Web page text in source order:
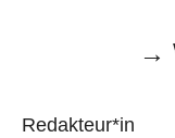
→
Redakteur*in